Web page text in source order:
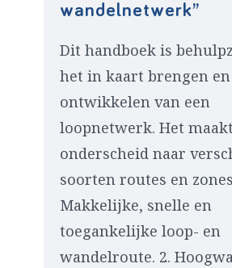
wandelnetwerk”
Dit handboek is
het in kaart brengen en
ontwikkelen van een
loopnetwerk. Het maakt
onderscheid naar
soorten routes en
Makkelijke, snelle en
toegankelijke loop- en
wandelroute. 2.